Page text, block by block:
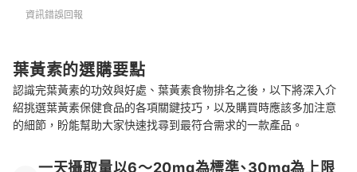
資訊錯誤回報
葉黃素的選購要點
認識完葉黃素的功效與好處、葉黃素食物排名之後，以下將深入介
紹挑選葉黃素保健食品的各項關鍵技巧，以及購買時應該多加注意
的細節，盼能幫助大家快速找尋到最符合需求的一款產品。
一天攝取量以6～20mg為標準、30mg為上限